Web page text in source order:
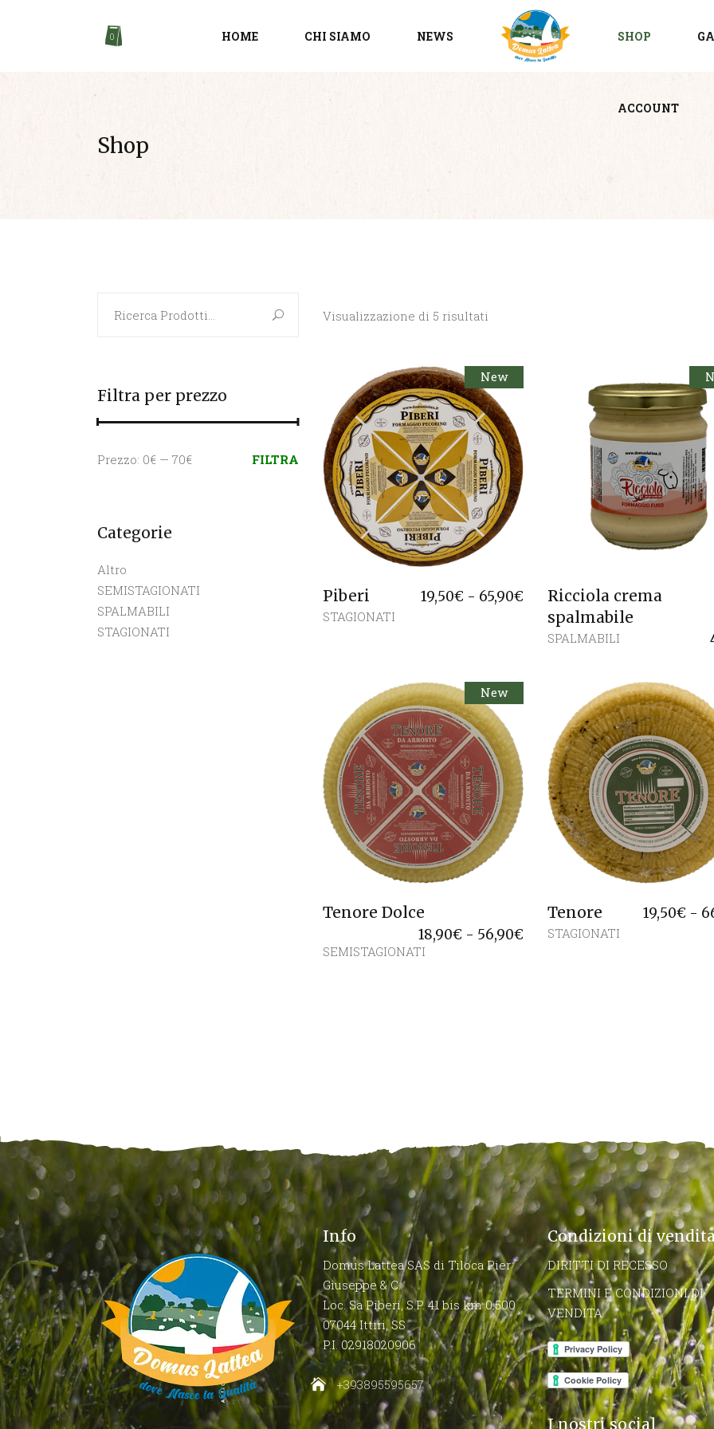
0 HOME CHI SIAMO NEWS SHOP
ACCOUNT
Shop
Visualizzazione di 5 risultati
New
Piberi 19,50€ - 65,90€Fascia
prezzo:
65,90€
STAGIONATI
Ricciola crema
spalmabile
SPALMABILI
New
Tenore Dolce
18,90€ - 56,90€Fascia
SEMISTAGIONATI
Tenore 19,50€ -
STAGIONATI
Filtra per prezzo
Prezzo
Prezzo
FILTRA
Prezzo: 0€ — 70€
Categorie
Altro
SEMISTAGIONATI
SPALMABILI
STAGIONATI
Info
Domus Lattea SAS di Tiloca Pier
Giuseppe & C.
Loc. Sa Piberi, S.P. 41 bis km 0.500
07044 Ittiri, SS
P.I. 02918020906
+393895595657
Condizioni di
DIRITTI DI RECESSO
TERMINI E CONDIZIONI DI
VENDITA
I nostri social